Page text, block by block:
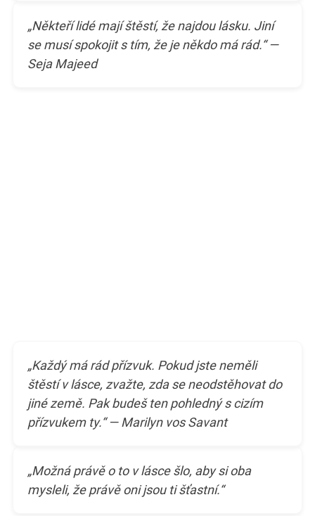
„Někteří lidé mají štěstí, že najdou lásku. Jiní
se musí spokojit s tím, že je někdo má rád.“ —
Seja Majeed
„Každý má rád přízvuk. Pokud jste neměli
štěstí v lásce, zvažte, zda se neodstěhovat do
jiné země. Pak budeš ten pohledný s cizím
přízvukem ty.“ — Marilyn vos Savant
„Možná právě o to v lásce šlo, aby si oba
mysleli, že právě oni jsou ti šťastní.“